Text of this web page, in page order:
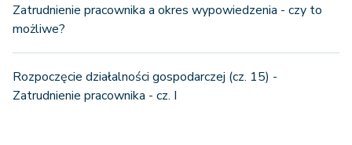
Zatrudnienie pracownika a okres wypowiedzenia - czy to
możliwe?
Rozpoczęcie działalności gospodarczej (cz. 15) -
Zatrudnienie pracownika - cz. I